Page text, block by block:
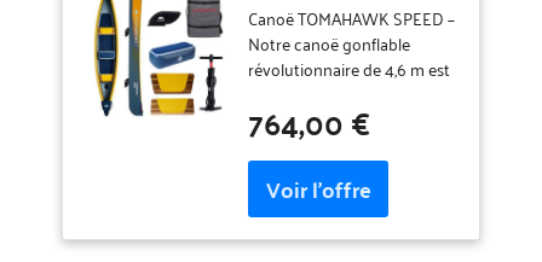
Canoe Canoë
Gonflable Unisexe,
Jaune, L
Canoë TOMAHAWK SPEED –
Notre canoë gonflable
révolutionnaire de 4,6 m est
distances grâce à sa grande
capacité de charge; vous
pouvez facilement faire des
randonnées avec 2 à 3
personnes tout en ayant
suffisamment d'espace pour
764,00 €